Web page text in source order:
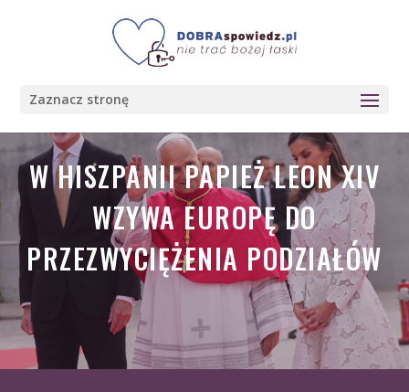
Zaznacz stronę
W HISZPANII PAPIEŻ LEON XIV
WZYWA EUROPĘ DO
PRZEZWYCIĘŻENIA PODZIAŁÓW